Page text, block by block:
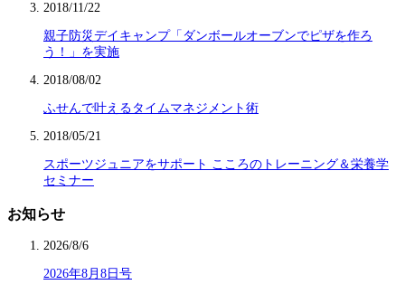
2018/11/22
親子防災デイキャンプ「ダンボールオーブンでピザを作ろ
う！」を実施
2018/08/02
ふせんで叶えるタイムマネジメント術
2018/05/21
スポーツジュニアをサポート こころのトレーニング＆栄養学
セミナー
お知らせ
2026/8/6
2026年8月8日号